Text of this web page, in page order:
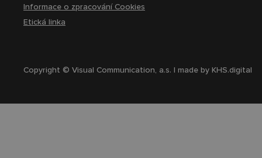
Informace o zpracování Cookies
Etická linka
Copyright © Visual Communication, a.s. | made byKHS.digital